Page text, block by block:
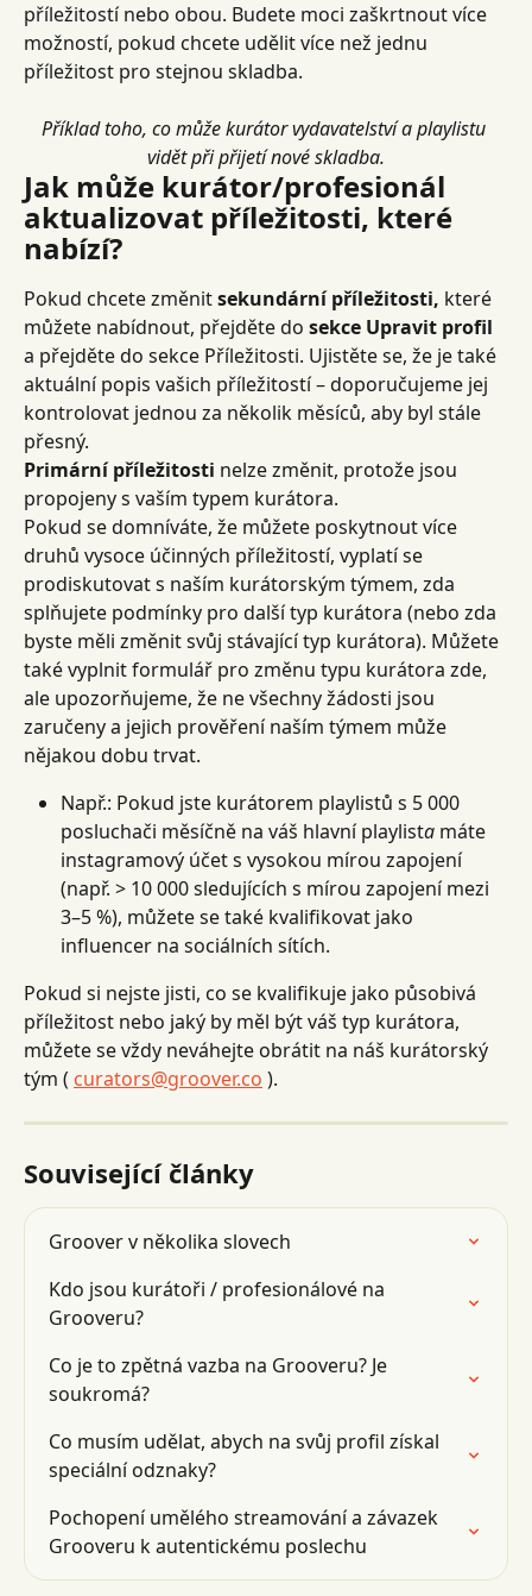
příležitostí nebo obou. Budete moci zaškrtnout více
možností, pokud chcete udělit více než jednu
příležitost pro stejnou skladba.
Příklad toho, co může kurátor vydavatelství a playlistu
vidět při přijetí nové skladba.
Jak může kurátor/profesionál
aktualizovat příležitosti, které
nabízí?
Pokud chcete změnit sekundární příležitosti, které
můžete nabídnout, přejděte do sekce Upravit profil
a přejděte do sekce Příležitosti. Ujistěte se, že je také
aktuální popis vašich příležitostí – doporučujeme jej
kontrolovat jednou za několik měsíců, aby byl stále
přesný.
Primární příležitosti nelze změnit, protože jsou
propojeny s vaším typem kurátora.
Pokud se domníváte, že můžete poskytnout více
druhů vysoce účinných příležitostí, vyplatí se
prodiskutovat s naším kurátorským týmem, zda
splňujete podmínky pro další typ kurátora (nebo zda
byste měli změnit svůj stávající typ kurátora). Můžete
také vyplnit formulář pro změnu typu kurátora zde,
ale upozorňujeme, že ne všechny žádosti jsou
zaručeny a jejich prověření naším týmem může
nějakou dobu trvat.
Např.: Pokud jste kurátorem playlistů s 5 000
posluchači měsíčně na váš hlavní playlista máte
instagramový účet s vysokou mírou zapojení
(např. > 10 000 sledujících s mírou zapojení mezi
3–5 %), můžete se také kvalifikovat jako
influencer na sociálních sítích.
Pokud si nejste jisti, co se kvalifikuje jako působivá
příležitost nebo jaký by měl být váš typ kurátora,
můžete se vždy neváhejte obrátit na náš kurátorský
tým ( curators@groover.co ).
Související články
Groover v několika slovech
Kdo jsou kurátoři / profesionálové na
Grooveru?
Co je to zpětná vazba na Grooveru? Je
soukromá?
Co musím udělat, abych na svůj profil získal
speciální odznaky?
Pochopení umělého streamování a závazek
Grooveru k autentickému poslechu